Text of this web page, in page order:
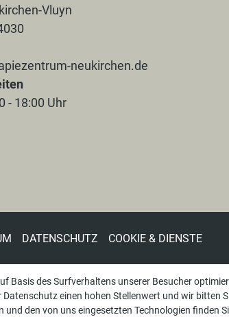
Vluyn
neukirchen.de
- 18:00 Uhr
DATENSCHUTZ COOKIE & DIENSTE
des Surfverhaltens unserer Besucher
einen hohen Stellenwert und wir
den von uns eingesetzten Technologien finden